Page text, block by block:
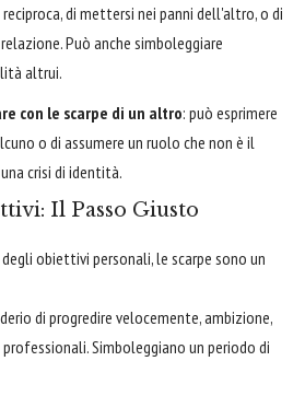
di mettersi nei panni dell'altro, o di
Può anche simboleggiare
altrui.
con le scarpe di un altro: può esprimere
o di assumere un ruolo che non è il
crisi di identità.
Il Passo Giusto
obiettivi personali, le scarpe sono un
di progredire velocemente, ambizione,
Simboleggiano un periodo di